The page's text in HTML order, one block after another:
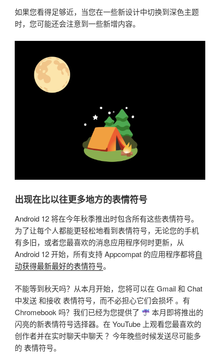
如果您看得足够近，当您在一些新设计中切换到深色主题
时，您可能还会注意到一些新增内容。
出现在比以往更多地方的表情符号
Android 12 将在今年秋季推出时包含所有这些表情符号。
为了让每个人都能更轻松地看到表情符号，无论您的手机
有多旧，或者您最喜欢的消息应用程序何时更新，从
Android 12 开始，所有支持 Appcompat 的应用程序都将自
动获得最新最好的表情符号。
不能等到秋天吗？从本月开始，您将可以在 Gmail 和 Chat
中发送 和接收 表情符号，而不必担心它们会损坏 。有
Chromebook 吗？我们已经为您提供了
本月即将推出的
闪亮的新表情符号选择器。在 YouTube 上观看您最喜欢的
创作者并在实时聊天中聊天 ？今年晚些时候发送尽可能多
的 表情符号。